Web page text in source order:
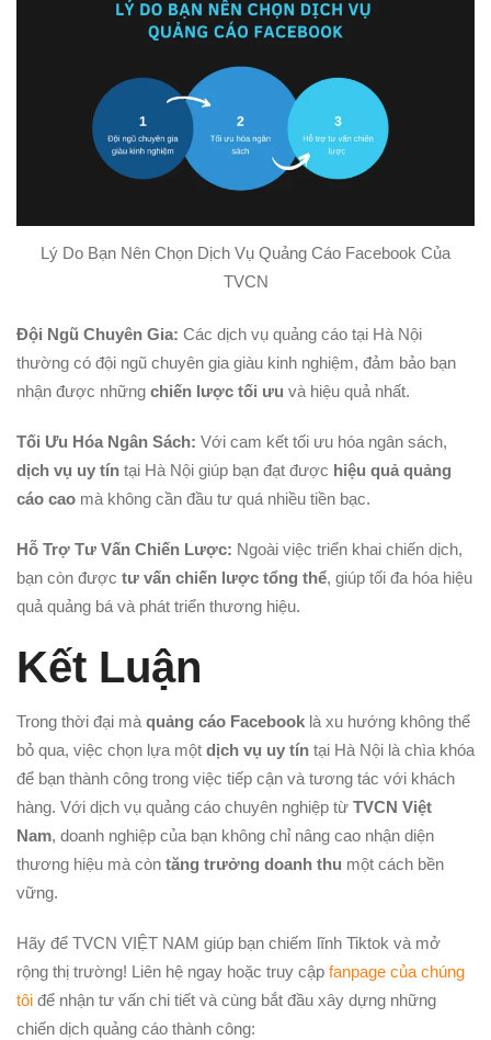
Lý Do Bạn Nên Chọn Dịch Vụ Quảng Cáo Facebook Của
TVCN
Đội Ngũ Chuyên Gia: Các dịch vụ quảng cáo tại Hà Nội
thường có đội ngũ chuyên gia giàu kinh nghiệm, đảm bảo bạn
nhận được những chiến lược tối ưu và hiệu quả nhất.
Tối Ưu Hóa Ngân Sách: Với cam kết tối ưu hóa ngân sách,
dịch vụ uy tín tại Hà Nội giúp bạn đạt được hiệu quả quảng
cáo cao mà không cần đầu tư quá nhiều tiền bạc.
Hỗ Trợ Tư Vấn Chiến Lược: Ngoài việc triển khai chiến dịch,
bạn còn được tư vấn chiến lược tổng thể, giúp tối đa hóa hiệu
quả quảng bá và phát triển thương hiệu.
Kết Luận
Trong thời đại mà quảng cáo Facebook là xu hướng không thể
bỏ qua, việc chọn lựa một dịch vụ uy tín tại Hà Nội là chìa khóa
để bạn thành công trong việc tiếp cận và tương tác với khách
hàng. Với dịch vụ quảng cáo chuyên nghiệp từ TVCN Việt
Nam, doanh nghiệp của bạn không chỉ nâng cao nhận diện
thương hiệu mà còn tăng trưởng doanh thu một cách bền
vững.
Hãy để TVCN VIỆT NAM giúp bạn chiếm lĩnh Tiktok và mở
rộng thị trường! Liên hệ ngay hoặc truy cập fanpage của chúng
tôi để nhận tư vấn chi tiết và cùng bắt đầu xây dựng những
chiến dịch quảng cáo thành công: